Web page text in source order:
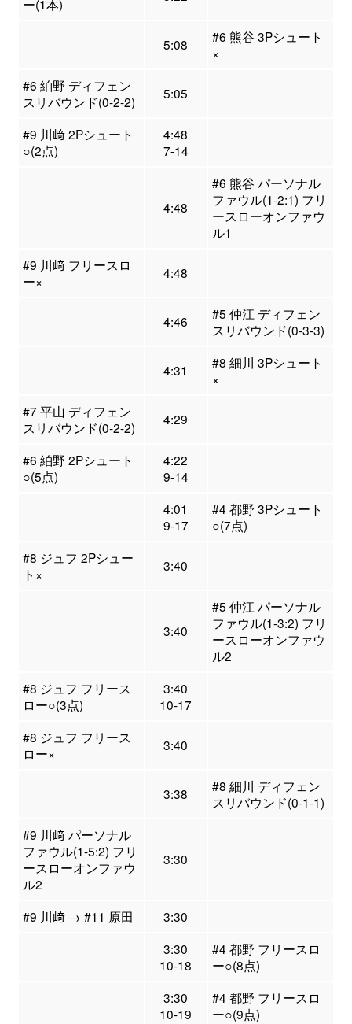
ー(1本)
5:08
#6 熊谷 3Pシュート
×
#6 絈野 ディフェン
スリバウンド(0-2-2)
5:05
#9 川﨑 2Pシュート
○(2点)
4:48
7-14
4:48
#6 熊谷 パーソナル
ファウル(1-2:1) フリ
ースローオンファウ
ル1
#9 川﨑 フリースロ
ー×
4:48
4:46
#5 仲江 ディフェン
スリバウンド(0-3-3)
4:31
#8 細川 3Pシュート
×
#7 平山 ディフェン
スリバウンド(0-2-2)
4:29
#6 絈野 2Pシュート
○(5点)
4:22
9-14
4:01
9-17
#4 都野 3Pシュート
○(7点)
#8 ジュフ 2Pシュー
ト×
3:40
3:40
#5 仲江 パーソナル
ファウル(1-3:2) フリ
ースローオンファウ
ル2
#8 ジュフ フリース
ロー○(3点)
3:40
10-17
#8 ジュフ フリース
ロー×
3:40
3:38
#8 細川 ディフェン
スリバウンド(0-1-1)
#9 川﨑 パーソナル
ファウル(1-5:2) フリ
ースローオンファウ
ル2
3:30
#9 川﨑 → #11 原田
3:30
3:30
10-18
#4 都野 フリースロ
ー○(8点)
3:30
10-19
#4 都野 フリースロ
ー○(9点)